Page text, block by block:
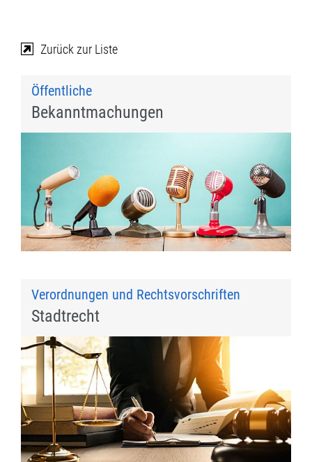
Zurück zur Liste
Öffentliche
Bekanntmachungen
Verordnungen und Rechtsvorschriften
Stadtrecht